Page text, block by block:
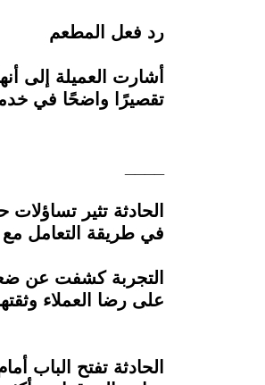
رد فعل المطعم
أشارت العميلة إلى
تقصيرًا واضحًا في
الحادثة تثير
في طريقة التعامل مع
التجربة كشفت عن
على رضا العملاء
الحادثة تفتح